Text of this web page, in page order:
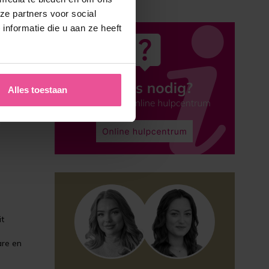
partners voor social
die u aan ze heeft
Alles toestaan
en